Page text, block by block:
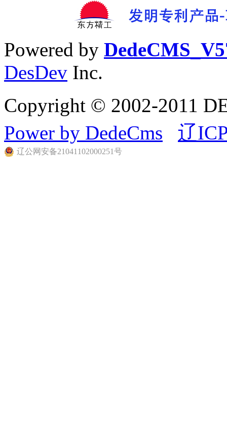
Powered by
DesDev Inc.
Copyright © 2002-2011
Power by DedeCms
辽
辽公网安备21041102000251号